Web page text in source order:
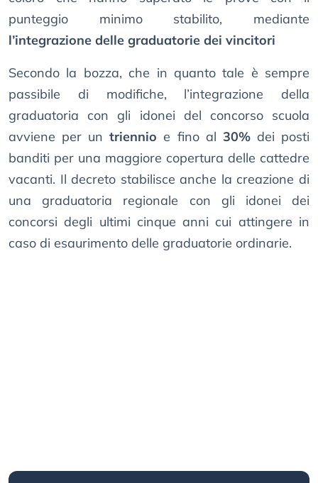
punteggio minimo stabilito, mediante
l’integrazione delle graduatorie dei vincitori
Secondo la bozza, che in quanto tale è sempre
passibile di modifiche, l’integrazione della
graduatoria con gli idonei del concorso scuola
avviene per untriennio e fino al 30%dei posti
banditi per una maggiore copertura delle cattedre
vacanti. Il decreto stabilisce anche la creazione di
una graduatoria regionale con gli idonei dei
concorsi degli ultimi cinque anni cui attingere in
caso di esaurimento delle graduatorie ordinarie.